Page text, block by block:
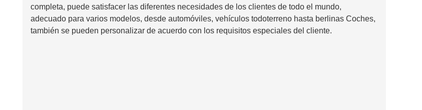
completa, puede satisfacer las diferentes necesidades de los clientes de todo el mundo,
adecuado para varios modelos, desde automóviles, vehículos todoterreno hasta berlinas Coches,
también se pueden personalizar de acuerdo con los requisitos especiales del cliente.